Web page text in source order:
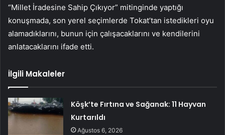
“Millet İradesine Sahip Çıkıyor” mitinginde yaptığı
konuşmada, son yerel seçimlerde Tokat’tan istedikleri oyu
alamadıklarını, bunun için çalışacaklarını ve kendilerini
anlatacaklarını ifade etti.
İlgili Makaleler
Köşk’te Fırtına ve Sağanak: 11 Hayvan
Kurtarıldı
Ağustos 6, 2026